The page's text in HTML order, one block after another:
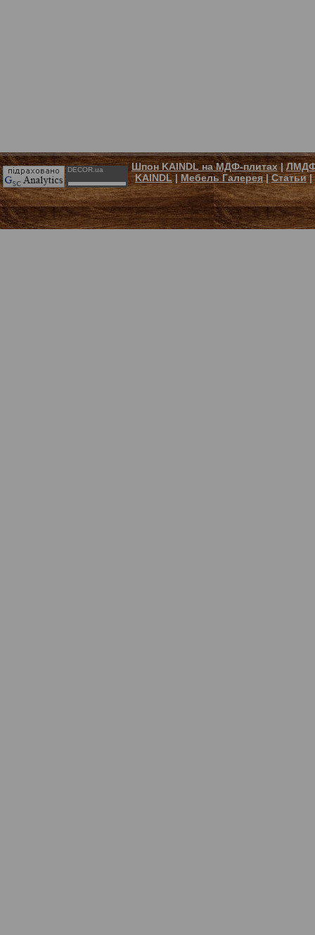
DECOR.ua Шпон KAINDL на МДФ-плитах|ЛМДФ
KAINDL| Мебель Галерея|Статьи|